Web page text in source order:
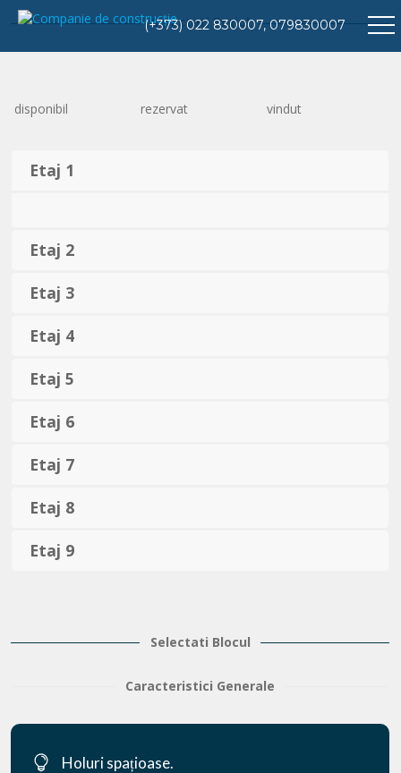
Selectati Etajul
disponibil rezervat vindut
Etaj 1
Etaj 2
Etaj 3
Etaj 4
Etaj 5
Etaj 6
Etaj 7
Etaj 8
Etaj 9
Selectati Blocul
Caracteristici Generale
Holuri spațioase.
(+373) 022 830007, 079830007